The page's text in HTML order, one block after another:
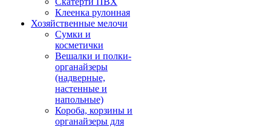
Клеенка рулонная
Хозяйственные мелочи
Сумки и
косметички
Вешалки и полки-
органайзеры
(надверные,
настенные и
напольные)
Короба, корзины и
органайзеры для